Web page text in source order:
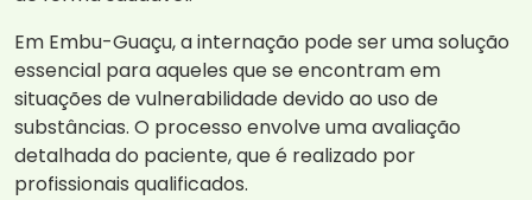
Em Embu-Guaçu, a internação pode ser uma solução
essencial para aqueles que se encontram em
situações de vulnerabilidade devido ao uso de
substâncias. O processo envolve uma avaliação
detalhada do paciente, que é realizado por
profissionais qualificados.